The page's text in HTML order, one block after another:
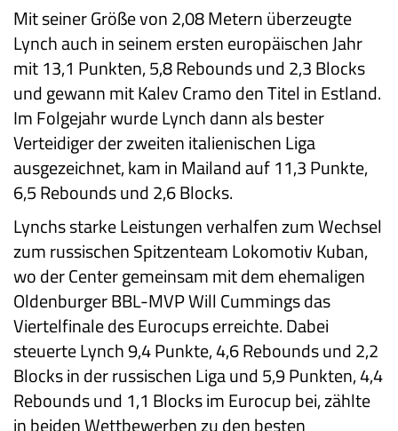
Mit seiner Größe von 2,08 Metern überzeugte
Lynch auch in seinem ersten europäischen Jahr
mit 13,1 Punkten, 5,8 Rebounds und 2,3 Blocks
und gewann mit Kalev Cramo den Titel in Estland.
Im Folgejahr wurde Lynch dann als bester
Verteidiger der zweiten italienischen Liga
ausgezeichnet, kam in Mailand auf 11,3 Punkte,
6,5 Rebounds und 2,6 Blocks.
Lynchs starke Leistungen verhalfen zum Wechsel
zum russischen Spitzenteam Lokomotiv Kuban,
wo der Center gemeinsam mit dem ehemaligen
Oldenburger BBL-MVP Will Cummings das
Viertelfinale des Eurocups erreichte. Dabei
steuerte Lynch 9,4 Punkte, 4,6 Rebounds und 2,2
Blocks in der russischen Liga und 5,9 Punkten, 4,4
Rebounds und 1,1 Blocks im Eurocup bei, zählte
in beiden Wettbewerben zu den besten